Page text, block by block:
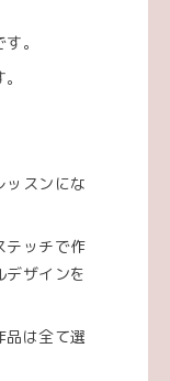
。
ッスンにな
テッチで作
ザインを
品は全て選